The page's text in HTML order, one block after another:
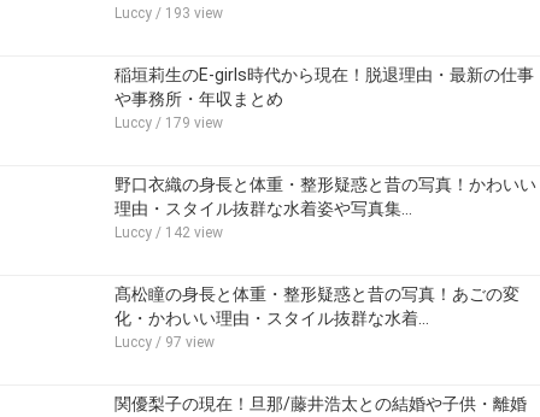
Luccy / 193 view
稲垣莉生のE-girls時代から現在！脱退理由・最新の仕事
や事務所・年収まとめ
Luccy / 179 view
野口衣織の身長と体重・整形疑惑と昔の写真！かわいい
理由・スタイル抜群な水着姿や写真集…
Luccy / 142 view
髙松瞳の身長と体重・整形疑惑と昔の写真！あごの変
化・かわいい理由・スタイル抜群な水着…
Luccy / 97 view
関優梨子の現在！旦那/藤井浩太との結婚や子供・離婚